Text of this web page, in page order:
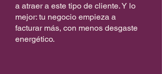
a atraer a este tipo de cliente. Y lo
mejor: tu negocio empieza a
facturar más, con menos desgaste
energético.